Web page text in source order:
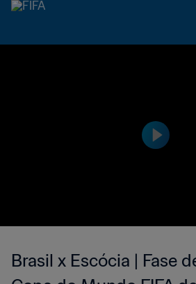
Brasil x Escócia | Fase de Grupos |